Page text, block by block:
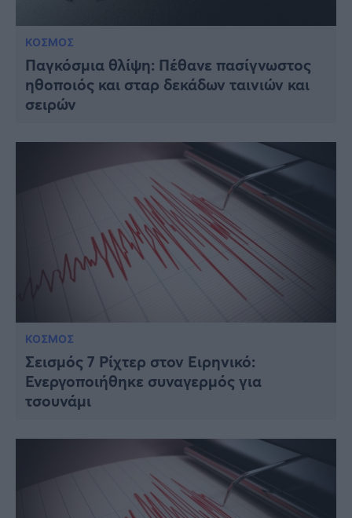
ΚΟΣΜΟΣ
Παγκόσμια θλίψη: Πέθανε πασίγνωστος
ηθοποιός και σταρ δεκάδων ταινιών και
σειρών
ΚΟΣΜΟΣ
Σεισμός 7 Ρίχτερ στον Ειρηνικό:
Ενεργοποιήθηκε συναγερμός για
τσουνάμι